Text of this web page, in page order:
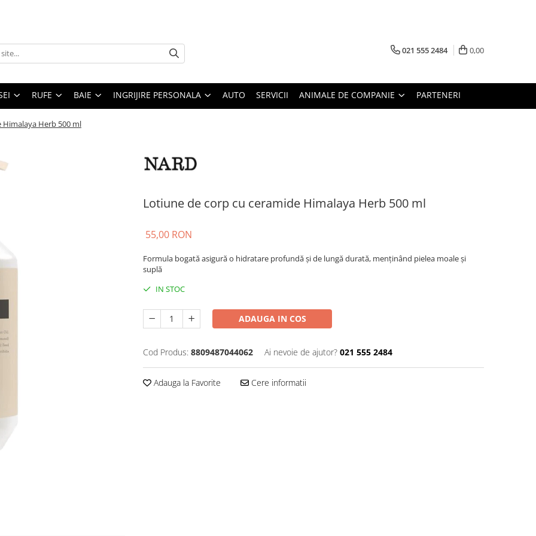
021 555 2484 0,00
RUFE BAIE INGRIJIRE PERSONALA AUTO SERVICII ANIMALE DE COMPANIE PARTENERI
Herb 500 ml
Lotiune de corp cu ceramide Himalaya Herb 500 ml
55,00 RON
Formula bogată asigură o hidratare profundă și de lungă durată, menținând pielea moale și
suplă
IN STOC
ADAUGA IN COS
Cod Produs: 8809487044062 Ai nevoie de ajutor? 021 555 2484
Adauga la Favorite Cere informatii